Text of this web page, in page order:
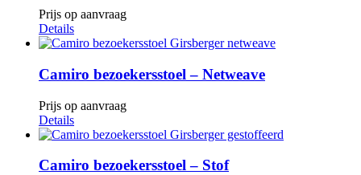
Prijs op aanvraag
Details
Camiro bezoekersstoel – Netweave
Prijs op aanvraag
Details
Camiro bezoekersstoel – Stof